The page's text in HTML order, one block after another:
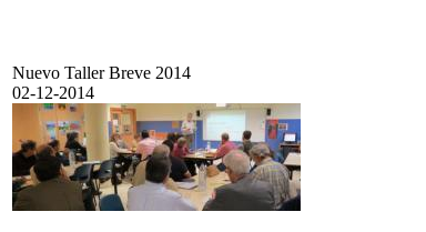
Nuevo Taller Breve 2014
02-12-2014